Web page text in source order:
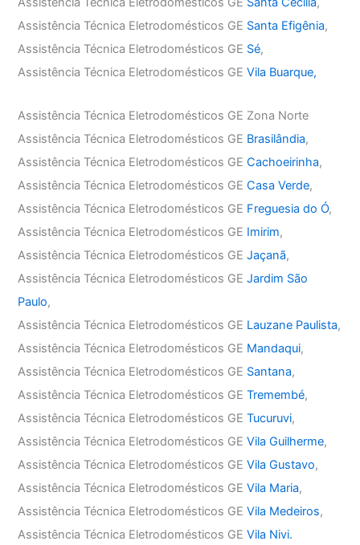
Assistência Técnica Eletrodomésticos GE Santa Efigênia,
Assistência Técnica Eletrodomésticos GE Sé,
Assistência Técnica Eletrodomésticos GEVila Buarque,
Assistência Técnica Eletrodomésticos GE Zona Norte
Assistência Técnica Eletrodomésticos GE Brasilândia,
Assistência Técnica Eletrodomésticos GECachoeirinha,
Assistência Técnica Eletrodomésticos GECasa Verde,
Assistência Técnica Eletrodomésticos GE Freguesia do Ó,
Assistência Técnica Eletrodomésticos GE Imirim,
Assistência Técnica Eletrodomésticos GEJaçanã,
Assistência Técnica Eletrodomésticos GEJardim São
Paulo,
Assistência Técnica Eletrodomésticos GE Lauzane Paulista,
Assistência Técnica Eletrodomésticos GE Mandaqui,
Assistência Técnica Eletrodomésticos GE Santana,
Assistência Técnica Eletrodomésticos GETremembé,
Assistência Técnica Eletrodomésticos GETucuruvi,
Assistência Técnica Eletrodomésticos GEVila Guilherme,
Assistência Técnica Eletrodomésticos GEVila Gustavo,
Assistência Técnica Eletrodomésticos GEVila Maria,
Assistência Técnica Eletrodomésticos GEVila Medeiros,
Assistência Técnica Eletrodomésticos GEVila Nivi.